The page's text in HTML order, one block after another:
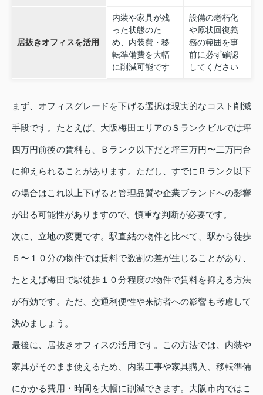
居抜きオフィスを活用
内装や家具が残
った状態のた
め、内装費・移
転準備費を大幅
に削減可能です
設備の老朽化
や原状回復義
務の範囲を事
前に必ず確認
してください
まず、オフィスグレードを下げる選択は現実的なコスト削減
手段です。たとえば、大阪梅田エリアのＳランクビルでは坪
四万円前後の賃料も、Ｂランク以下だと坪三万円〜二万円台
に抑えられることがあります。ただし、すでにＢランク以下
の場合はこれ以上下げると管理品質や企業ブランドへの影響
が出る可能性がありますので、慎重な判断が必要です。
次に、立地の変更です。駅直結の物件と比べて、駅から徒歩
５〜１０分の物件では賃料で数割の差が生じることがあり、
たとえば梅田で駅徒歩１０分程度の物件で賃料を抑える方法
が有効です。ただ、交通利便性や来訪者への影響も考慮して
決めましょう。
最後に、居抜きオフィスの活用です。この方法では、内装や
家具がそのまま使えるため、内装工事や家具購入、移転準備
にかかる費用・時間を大幅に削減できます。大阪市内ではこ